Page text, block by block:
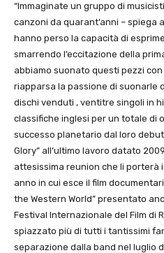
“Immaginate un gruppo di
canzoni da quarant’anni – spiega
hanno perso la capacità di
smarrendo l’eccitazione della
abbiamo suonato questi pezzi
riapparsa la passione di suonarle
dischi venduti , ventitre singoli in
classifiche inglesi per un totale di
successo planetario dal loro
Glory” all’ultimo lavoro datato
attesissima reunion che li porterà
anno in cui esce il film
the Western World” presentato
Festival Internazionale del Film di
spiazzato più di tutti i tantissimi
separazione dalla band nel luglio